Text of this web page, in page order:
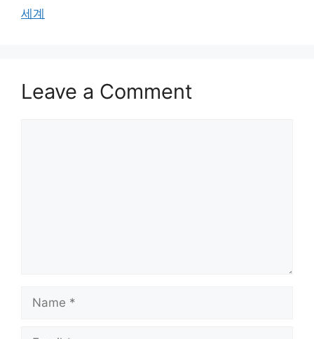
세계
Leave a Comment